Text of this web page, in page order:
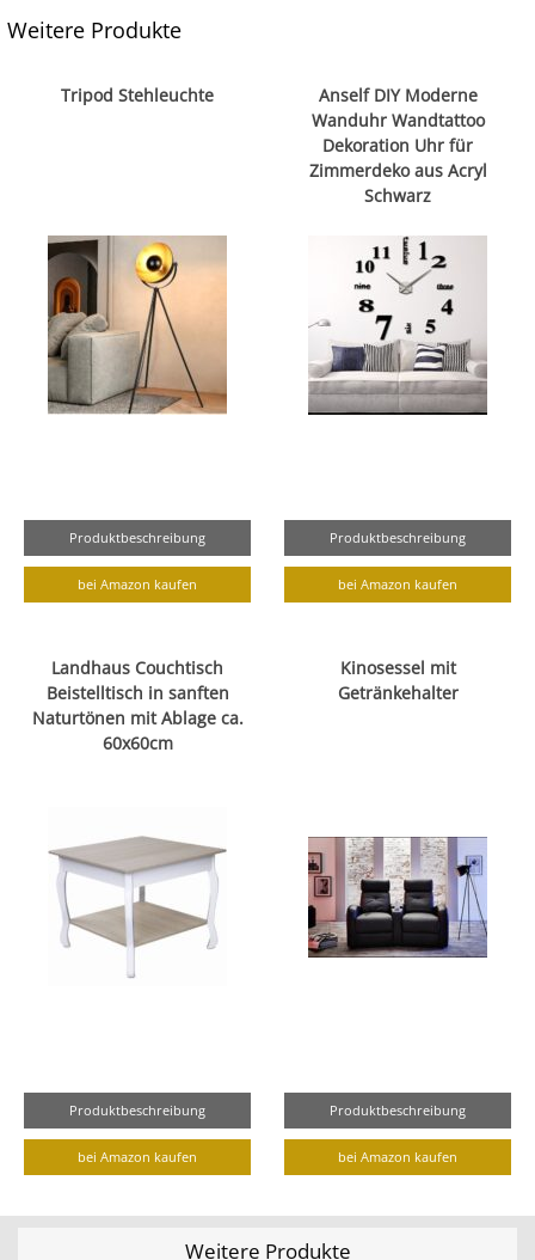
Weitere Produkte
Tripod Stehleuchte
Produktbeschreibung
bei Amazon kaufen
Anself DIY Moderne
Wanduhr Wandtattoo
Dekoration Uhr für
Zimmerdeko aus Acryl
Schwarz
Produktbeschreibung
bei Amazon kaufen
Landhaus Couchtisch
Beistelltisch in sanften
Naturtönen mit Ablage ca.
60x60cm
Produktbeschreibung
bei Amazon kaufen
Kinosessel mit
Getränkehalter
Produktbeschreibung
bei Amazon kaufen
Weitere Produkte